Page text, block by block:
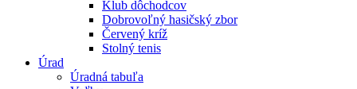
Klub dôchodcov
Dobrovoľný hasičský zbor
Červený kríž
Stolný tenis
Úrad
Úradná tabuľa